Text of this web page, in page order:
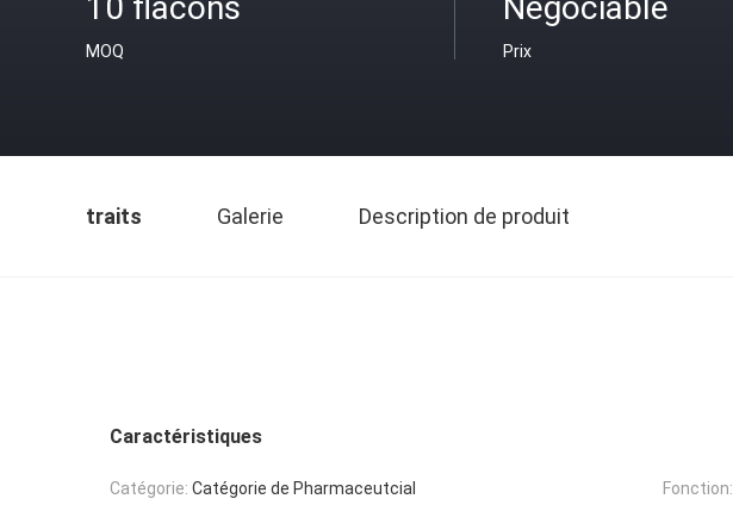
MOQ Prix
traits Galerie Description de produit
Caractéristiques
Catégorie: Catégorie de Pharmaceutcial Fonction: